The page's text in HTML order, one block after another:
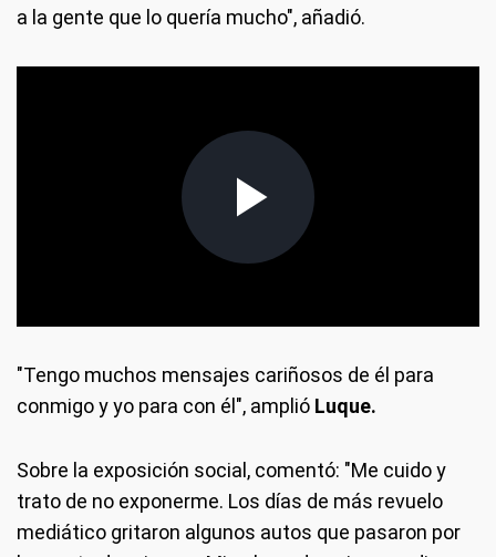
a la gente que lo quería mucho", añadió.
"Tengo muchos mensajes cariñosos de él para
conmigo y yo para con él", amplió Luque.
Sobre la exposición social, comentó: "Me cuido y
trato de no exponerme. Los días de más revuelo
mediático gritaron algunos autos que pasaron por